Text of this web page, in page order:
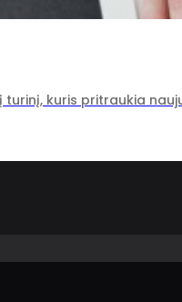
kuris pritraukia